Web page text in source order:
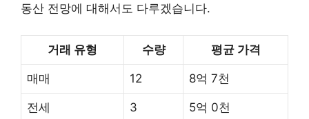
동산 전망에 대해서도 다루겠습니다.
거래 유형 수량 평균 가격
매매 12 8억 7천
전세 3 5억 0천